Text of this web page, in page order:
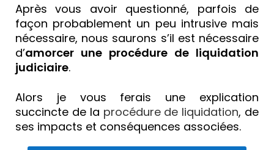
Après vous avoir questionné, parfois de
façon probablement un peu intrusive mais
nécessaire, nous saurons s’il est nécessaire
d’amorcer une procédure de liquidation
judiciaire.
Alors je vous ferais une explication
succincte de la procédure de liquidation, de
ses impacts et conséquences associées.